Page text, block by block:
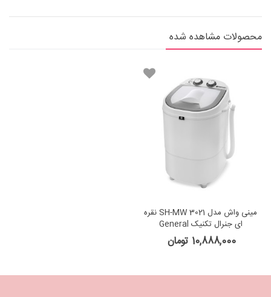
محصولات مشاهده شده
مینی واش مدل SH-MW 3021 نقره
ای جنرال تکنیک General
Technic
10,888,000 تومان